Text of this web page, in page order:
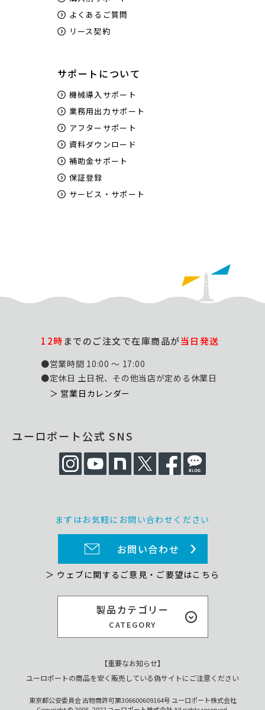
よくあるご質問
リース契約
サポートについて
機械導入サポート
業務用出力サポート
アフターサポート
資料ダウンロード
補助金サポート
保証登録
サービス・サポート
製品カテゴリー
CATEGORY
12時までのご注文で在庫商品が当日発送
●営業時間 10:00 ～ 17:00
●定休日 土日祝、その他当店が定める休業日
＞ 営業日カレンダー
ユーロポート公式 SNS
まずはお気軽にお問い合わせください
お問い合わせ
＞ ウェブに関するご意見・ご要望はこちら
【重要なお知らせ】
ユーロポートの商品を安く販売している偽サイトにご注意ください
東京都公安委員会 古物商許可第306600609164号 ユーロポート株式会社